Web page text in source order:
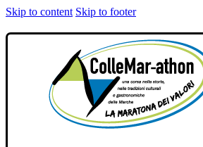
Skip to content Skip to footer